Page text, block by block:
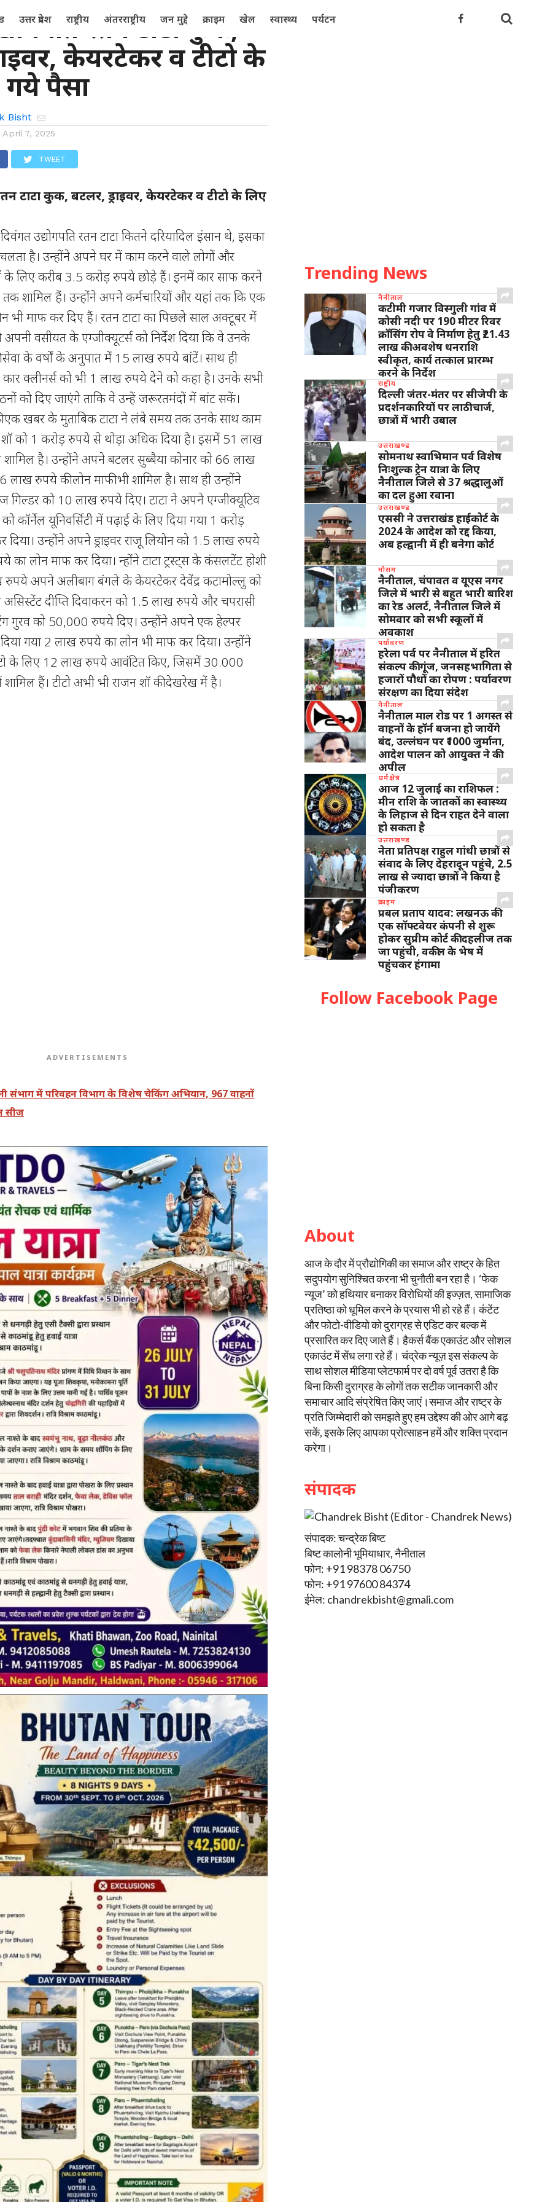
उत्तर प्रदेश राष्ट्रीय अंतरराष्ट्रीय जन मुद्दे क्राइम खेल स्वास्थ्य पर्यटन
रतन टाटा कुक,
केयरटेकर व टीटो के
गये पैसा
Bisht
April 7, 2025
TWEET
टाटा कुक, बटलर, ड्राइवर, केयरटेकर व टीटो के लिए
दिवंगत उद्योगपति रतन टाटा कितने दरियादिल इंसान थे, इसका
है। उन्होंने अपने घर में काम करने वाले लोगों और
के लिए करीब 3.5 करोड़ रुपये छोड़े हैं। इनमें कार साफ करने
शामिल हैं। उन्होंने अपने कर्मचारियों और यहां तक कि एक
भी माफ कर दिए हैं। रतन टाटा का पिछले साल अक्टूबर में
वसीयत के एग्जीक्यूटर्स को निर्देश दिया कि वे उनके
सेवा के वर्षों के अनुपात में 15 लाख रुपये बांटें। साथ ही
कार क्लीनर्स को भी 1 लाख रुपये देने को कहा है। उनके सभी
को दिए जाएंगे ताकि वे उन्हें जरूरतमंदों में बांट सकें।
एक खबर के मुताबिक टाटा ने लंबे समय तक उनके साथ काम
को 1 करोड़ रुपये से थोड़ा अधिक दिया है। इसमें 51 लाख
शामिल है। उन्होंने अपने बटलर सुब्बैया कोनार को 66 लाख
रुपये की लोन माफी भी शामिल है। साथ ही उन्होंने
गिल्डर को 10 लाख रुपये दिए। टाटा ने अपने एग्जीक्यूटिव
कॉर्नेल यूनिवर्सिटी में पढ़ाई के लिए दिया गया 1 करोड़
उन्होंने अपने ड्राइवर राजू लियोन को 1.5 लाख रुपये
लोन माफ कर दिया। न्होंने टाटा ट्रस्ट्स के कंसलटेंट होशी
रुपये अपने अलीबाग बंगले के केयरटेकर देवेंद्र कटामोल्लु को
दीप्ति दिवाकरन को 1.5 लाख रुपये और चपरासी
गुरव को 50,000 रुपये दिए। उन्होंने अपने एक हेल्पर
गया 2 लाख रुपये का लोन भी माफ कर दिया। उन्होंने
के लिए 12 लाख रुपये आवंटित किए, जिसमें 30.000
शामिल हैं। टीटो अभी भी राजन शॉ की देखरेख में है।
ADVERTISEMENTS
संभाग में परिवहन विभाग के विशेष चेकिंग अभियान, 967 वाहनों
सीज
Trending News
नैनीताल
कटीमी गजार विस्गुली गांव में
कोसी नदी पर 190 मीटर रिवर
क्रॉसिंग रोप वे निर्माण हेतु ₹21.43
लाख की अवशेष धनराशि
स्वीकृत, कार्य तत्काल प्रारम्भ
करने के निर्देश
राष्ट्रीय
दिल्ली जंतर-मंतर पर सीजेपी के
प्रदर्शनकारियों पर लाठीचार्ज,
छात्रों में भारी उबाल
उत्तराखण्ड
सोमनाथ स्वाभिमान पर्व विशेष
निःशुल्क ट्रेन यात्रा के लिए
नैनीताल जिले से 37 श्रद्धालुओं
का दल हुआ रवाना
उत्तराखण्ड
एससी ने उत्तराखंड हाईकोर्ट के
2024 के आदेश को रद्द किया,
अब हल्द्वानी में ही बनेगा कोर्ट
मौसम
नैनीताल, चंपावत व यूएस नगर
जिले में भारी से बहुत भारी बारिश
का रेड अलर्ट, नैनीताल जिले में
सोमवार को सभी स्कूलों में
अवकाश
पर्यावरण
हरेला पर्व पर नैनीताल में हरित
संकल्प की गूंज, जनसहभागिता से
हजारों पौधों का रोपण : पर्यावरण
संरक्षण का दिया संदेश
नैनीताल
नैनीताल माल रोड पर 1 अगस्त से
वाहनों के हॉर्न बजना हो जायेंगे
बंद, उल्लंघन पर ₹1000 जुर्माना,
आदेश पालन को आयुक्त ने की
अपील
धर्मक्षेत्र
आज 12 जुलाई का राशिफल :
मीन राशि के जातकों का स्वास्थ्य
के लिहाज से दिन राहत देने वाला
हो सकता है
उत्तराखण्ड
नेता प्रतिपक्ष राहुल गांधी छात्रों से
संवाद के लिए देहरादून पहुंचे, 2.5
लाख से ज्यादा छात्रों ने किया है
पंजीकरण
क्राइम
प्रबल प्रताप यादव: लखनऊ की
एक सॉफ्टवेयर कंपनी से शुरू
होकर सुप्रीम कोर्ट की दहलीज तक
जा पहुंची, वकील के भेष में
पहुंचकर हंगामा
Follow Facebook Page
About
आज के दौर में प्रौद्योगिकी का समाज और राष्ट्र के हित
सदुपयोग सुनिश्चित करना भी चुनौती बन रहा है। ‘फेक
न्यूज’ को हथियार बनाकर विरोधियों की इज्ज़त, सामाजिक
प्रतिष्ठा को धूमिल करने के प्रयास भी हो रहे हैं। कंटेंट
और फोटो-वीडियो को दुराग्रह से एडिट कर बल्क में
प्रसारित कर दिए जाते हैं। हैकर्स बैंक एकाउंट और सोशल
एकाउंट में सेंध लगा रहे हैं। चंद्रेक न्यूज़ इस संकल्प के
साथ सोशल मीडिया प्लेटफार्म पर दो वर्ष पूर्व उतरा है कि
बिना किसी दुराग्रह के लोगों तक सटीक जानकारी और
समाचार आदि संप्रेषित किए जाएं।समाज और राष्ट्र के
प्रति जिम्मेदारी को समझते हुए हम उद्देश्य की ओर आगे बढ़
सकें, इसके लिए आपका प्रोत्साहन हमें और शक्ति प्रदान
करेगा।
संपादक
संपादक: चन्द्रेक बिष्ट
बिष्ट कालोनी भूमियाधार, नैनीताल
फोन: +91 98378 06750
फोन: +91 97600 84374
ईमेल: chandrekbisht@gmali.com